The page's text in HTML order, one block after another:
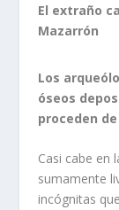
El extraño
Mazarrón
Los
óseos
proceden
Casi cabe en
sumamente
incógnitas